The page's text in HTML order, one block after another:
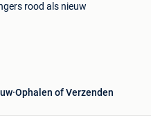
rood als nieuw
Ophalen of Verzenden